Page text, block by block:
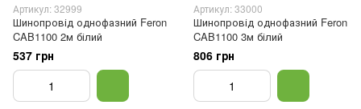
Артикул: 32999
Шинопровід однофазний Feron
CAB1100 2м білий
537 грн
Артикул: 33000
Шинопровід однофазний Feron
CAB1100 3м білий
806 грн